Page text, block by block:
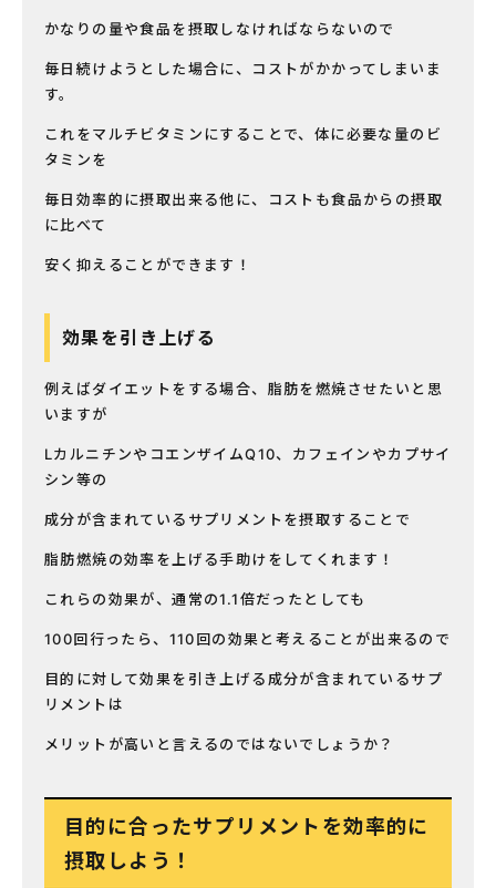
かなりの量や食品を摂取しなければならないので
毎日続けようとした場合に、コストがかかってしまいま
す。
これをマルチビタミンにすることで、体に必要な量のビ
タミンを
毎日効率的に摂取出来る他に、コストも食品からの摂取
に比べて
安く抑えることができます！
効果を引き上げる
例えばダイエットをする場合、脂肪を燃焼させたいと思
いますが
LカルニチンやコエンザイムQ10、カフェインやカプサイ
シン等の
成分が含まれているサプリメントを摂取することで
脂肪燃焼の効率を上げる手助けをしてくれます！
これらの効果が、通常の1.1倍だったとしても
100回行ったら、110回の効果と考えることが出来るので
目的に対して効果を引き上げる成分が含まれているサプ
リメントは
メリットが高いと言えるのではないでしょうか？
目的に合ったサプリメントを効率的に
摂取しよう！